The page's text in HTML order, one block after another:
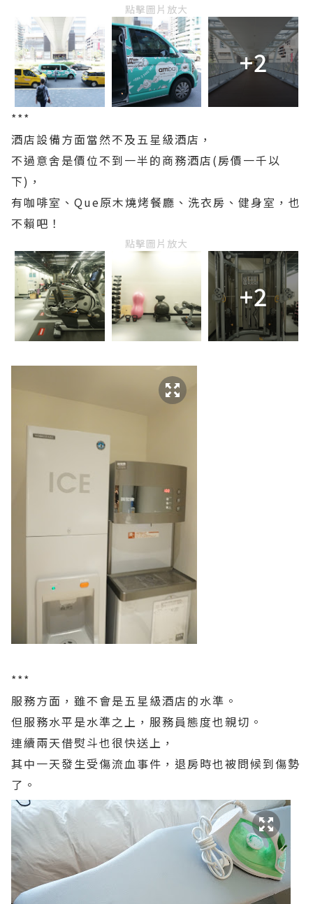
點擊圖片放大
+2
***
酒店設備方面當然不及五星級酒店，
不過意舍是價位不到一半的商務酒店(房價一千以
下)，
有咖啡室、Que原木燒烤餐廳、洗衣房、健身室，也
不賴吧！
點擊圖片放大
+2
***
服務方面，雖不會是五星級酒店的水準。
但服務水平是水準之上，服務員態度也親切。
連續兩天借熨斗也很快送上，
其中一天發生受傷流血事件，退房時也被問候到傷勢
了。